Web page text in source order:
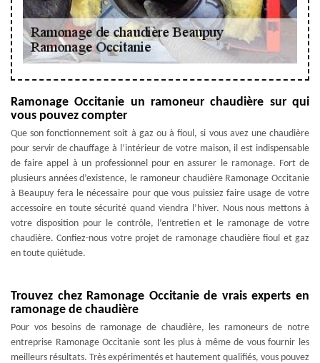
Ramonage Occitanie un ramoneur chaudière sur qui
vous pouvez compter
Que son fonctionnement soit à gaz ou à fioul, si vous avez une chaudière
pour servir de chauffage à l’intérieur de votre maison, il est indispensable
de faire appel à un professionnel pour en assurer le ramonage. Fort de
plusieurs années d’existence, le ramoneur chaudière Ramonage Occitanie
à Beaupuy fera le nécessaire pour que vous puissiez faire usage de votre
accessoire en toute sécurité quand viendra l’hiver. Nous nous mettons à
votre disposition pour le contrôle, l’entretien et le ramonage de votre
chaudière. Confiez-nous votre projet de ramonage chaudière fioul et gaz
en toute quiétude.
Trouvez chez Ramonage Occitanie de vrais experts en
ramonage de chaudière
Pour vos besoins de ramonage de chaudière, les ramoneurs de notre
entreprise Ramonage Occitanie sont les plus à même de vous fournir les
meilleurs résultats. Très expérimentés et hautement qualifiés, vous pouvez